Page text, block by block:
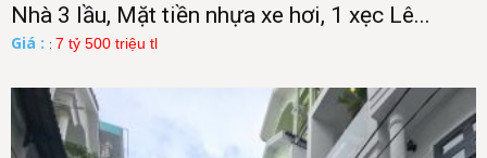
Nhà 3 lầu, Mặt tiền nhựa xe hơi, 1 xẹc Lê...
Giá : : 7 tỷ 500 triệu tl